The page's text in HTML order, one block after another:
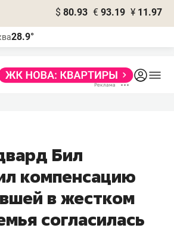
$ 80.93 € 93.19 ¥ 11.97
28.9°
Бил
компенсацию
в жестком
согласилась